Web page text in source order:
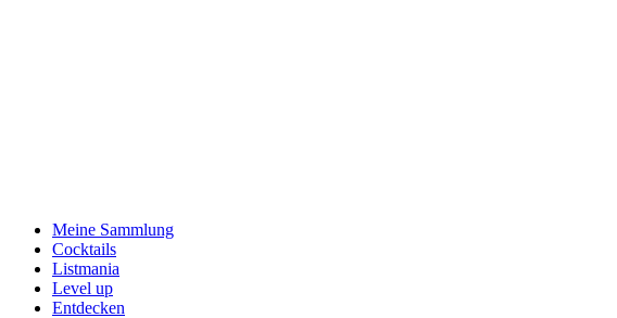
Meine Sammlung
Cocktails
Listmania
Level up
Entdecken